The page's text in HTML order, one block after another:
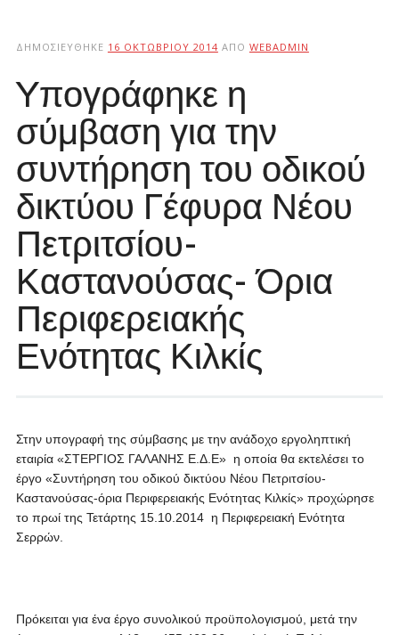
ΔΗΜΟΣΙΕΎΘΗΚΕ 16 ΟΚΤΩΒΡΊΟΥ 2014 ΑΠΌ WEBADMIN
Yπογράφηκε η
σύμβαση για την
συντήρηση του οδικού
δικτύου Γέφυρα Νέου
Πετριτσίου-
Καστανούσας- Όρια
Περιφερειακής
Ενότητας Κιλκίς
Στην υπογραφή της σύμβασης με την ανάδοχο εργοληπτική
εταιρία «ΣΤΕΡΓΙΟΣ ΓΑΛΑΝΗΣ Ε.Δ.Ε» η οποία θα εκτελέσει το
έργο «Συντήρηση του οδικού δικτύου Νέου Πετριτσίου-
Καστανούσας-όρια Περιφερειακής Ενότητας Κιλκίς» προχώρησε
το πρωί της Τετάρτης 15.10.2014 η Περιφερειακή Ενότητα
Σερρών.
Πρόκειται για ένα έργο συνολικού προϋπολογισμού, μετά την